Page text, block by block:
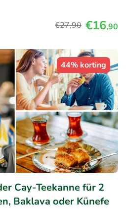
€27,90 €16,90
44% korting
Cay-Teekanne für 2
Baklava oder Künefe